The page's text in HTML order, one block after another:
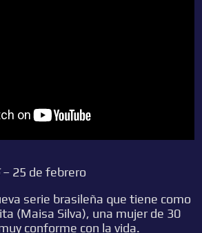
– 25 de febrero
serie brasileña que tiene como
(Maisa Silva), una mujer de 30
conforme con la vida.